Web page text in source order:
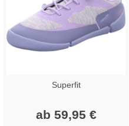
Superfit
ab 59,95 €